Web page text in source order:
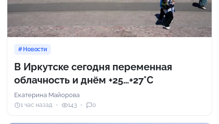
Новости
В Иркутске сегодня переменная
облачность и днём +25…+27°С
Екатерина Майорова
1 час назад 143 0